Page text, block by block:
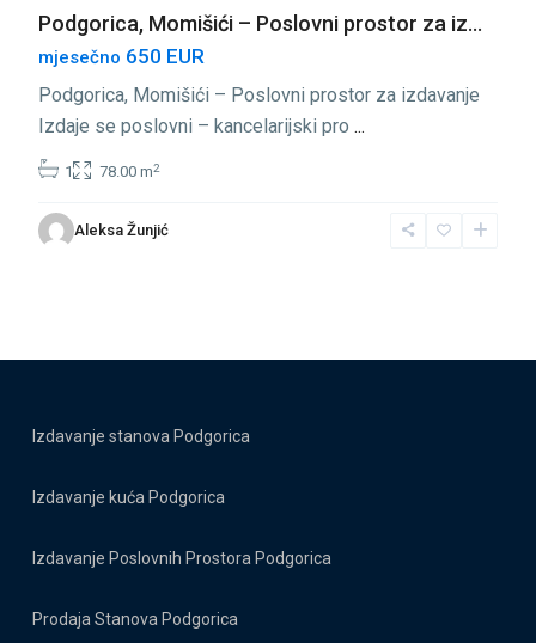
Podgorica, Momišići – Poslovni prostor za iz...
mjesečno 650 EUR
Podgorica, Momišići – Poslovni prostor za izdavanje
Izdaje se poslovni – kancelarijski pro ...
1 78.00 m2
Aleksa Žunjić
Izdavanje stanova Podgorica
Izdavanje kuća Podgorica
Izdavanje Poslovnih Prostora Podgorica
Prodaja Stanova Podgorica